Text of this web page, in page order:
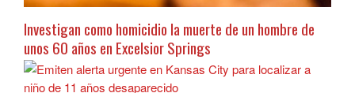
Investigan como homicidio la muerte de un hombre de
unos 60 años en Excelsior Springs